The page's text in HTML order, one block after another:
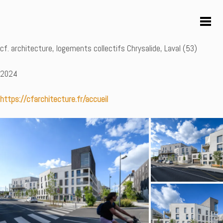
cf. architecture, logements collectifs Chrysalide, Laval (53)
2024
https://cfarchitecture.fr/accueil